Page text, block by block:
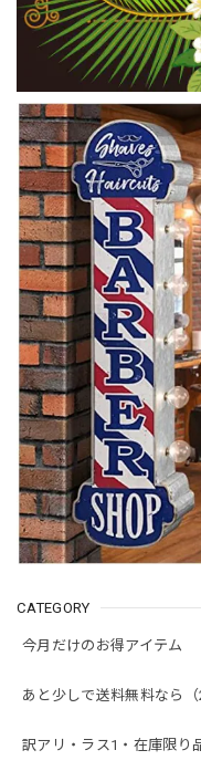
CATEGORY
今月だけのお得アイテム
あと少しで送料無料なら（
訳アリ・ラス1・在庫限り